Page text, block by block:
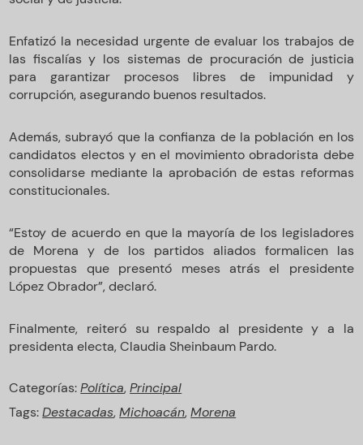
Enfatizó la necesidad urgente de evaluar los trabajos de
las fiscalías y los sistemas de procuración de justicia
para garantizar procesos libres de impunidad y
corrupción, asegurando buenos resultados.
Además, subrayó que la confianza de la población en los
candidatos electos y en el movimiento obradorista debe
consolidarse mediante la aprobación de estas reformas
constitucionales.
“Estoy de acuerdo en que la mayoría de los legisladores
de Morena y de los partidos aliados formalicen las
propuestas que presentó meses atrás el presidente
López Obrador”, declaró.
Finalmente, reiteró su respaldo al presidente y a la
presidenta electa, Claudia Sheinbaum Pardo.
Categorías:Política,Principal
Tags:Destacadas,Michoacán,Morena